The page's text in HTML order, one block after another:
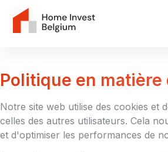
Politique en matière
Notre site web utilise des cookies et
celles des autres utilisateurs. Cela
et d'optimiser les performances de